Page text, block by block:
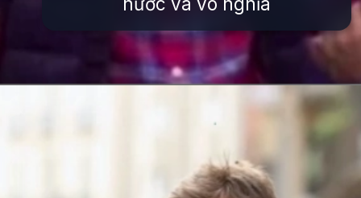
https://issiloo.edu.vn/meme-that-vo-nghia